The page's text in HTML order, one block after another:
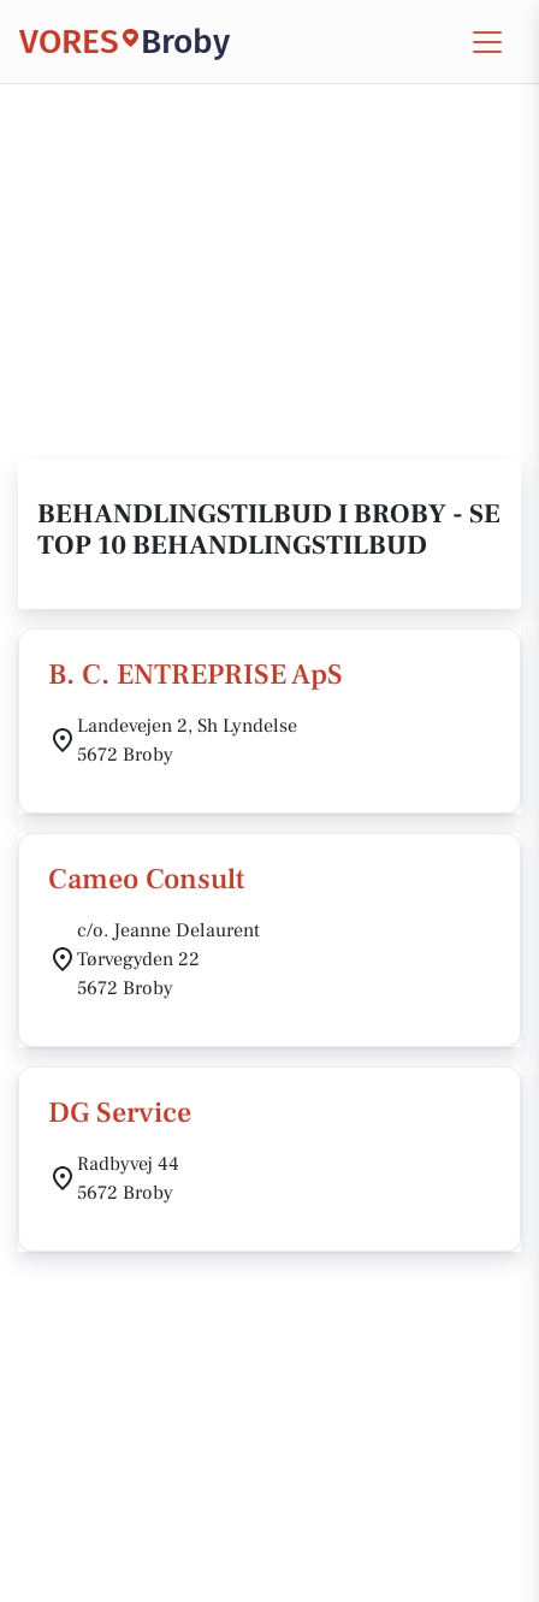
VORES Broby
BEHANDLINGSTILBUD I BROBY - SE
TOP 10 BEHANDLINGSTILBUD
B. C. ENTREPRISE ApS
Landevejen 2, Sh Lyndelse
5672 Broby
Cameo Consult
c/o. Jeanne Delaurent
Tørvegyden 22
5672 Broby
DG Service
Radbyvej 44
5672 Broby